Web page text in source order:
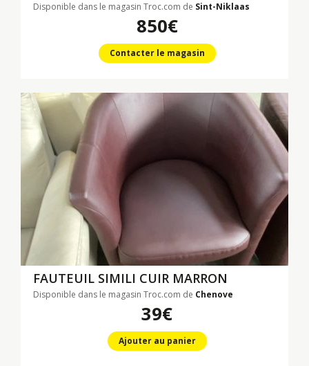
Disponible dans le magasin Troc.com de Sint-Niklaas
850€
Contacter le magasin
FAUTEUIL SIMILI CUIR MARRON
Disponible dans le magasin Troc.com de Chenove
39€
Ajouter au panier